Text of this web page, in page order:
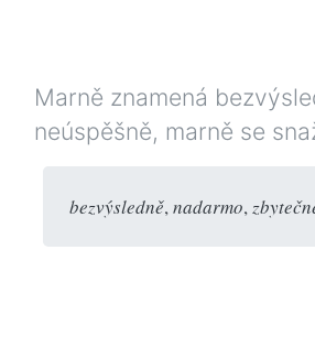
Marně znamená
neúspěšně, marně se
bezvýsledně,nadarmo,